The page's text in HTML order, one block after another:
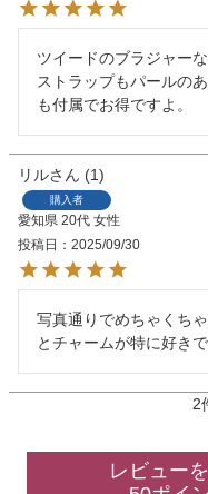
ツイードのブラジャー
ストラップもパールの
も付属でお得ですよ。
リル 1
購入者
愛知県 20代 女性
投稿日
2025/09/30
写真通りでめちゃくち
とチャームが特に好き
2
レビュー